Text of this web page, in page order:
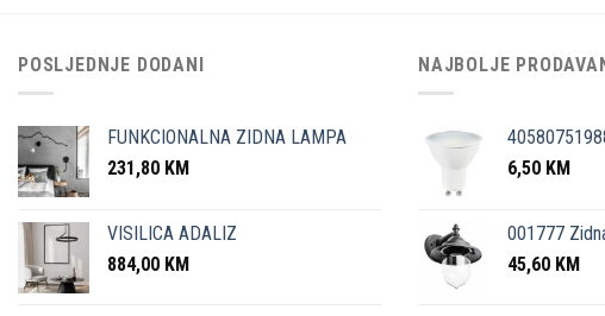
POSLJEDNJE DODANI
FUNKCIONALNA ZIDNA LAMPA
231,80 KM
VISILICA ADALIZ
884,00 KM
NAJBOLJE
6,50 KM
001777
45,60 KM